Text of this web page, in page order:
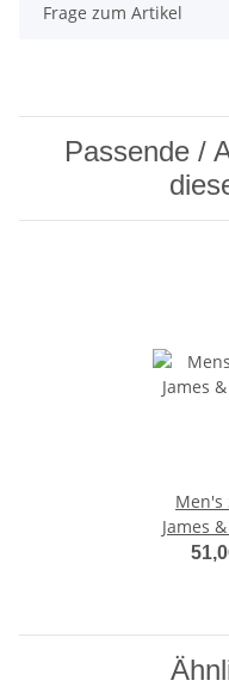
Frage zum Artikel
Passende /
Men's
James